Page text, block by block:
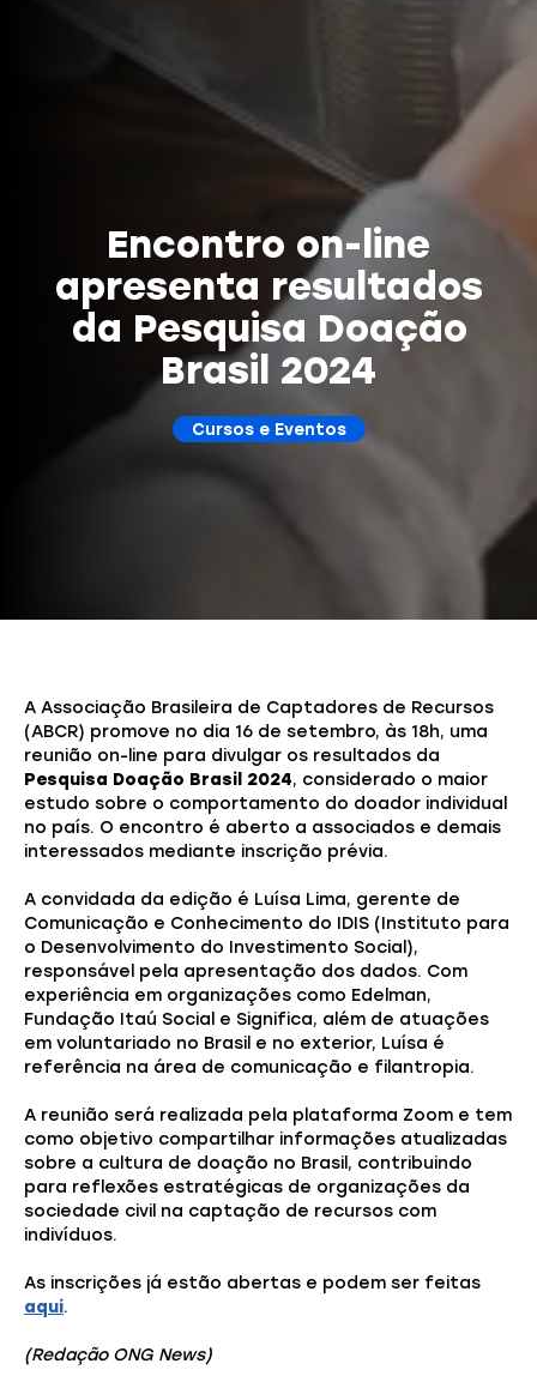
Encontro on-line
apresenta resultados
da Pesquisa Doação
Brasil 2024
Cursos e Eventos
A Associação Brasileira de Captadores de Recursos
(ABCR) promove no dia 16 de setembro, às 18h, uma
reunião on-line para divulgar os resultados da
Pesquisa Doação Brasil 2024, considerado o maior
estudo sobre o comportamento do doador individual
no país. O encontro é aberto a associados e demais
interessados mediante inscrição prévia.
A convidada da edição é Luísa Lima, gerente de
Comunicação e Conhecimento do IDIS (Instituto para
o Desenvolvimento do Investimento Social),
responsável pela apresentação dos dados. Com
experiência em organizações como Edelman,
Fundação Itaú Social e Significa, além de atuações
em voluntariado no Brasil e no exterior, Luísa é
referência na área de comunicação e filantropia.
A reunião será realizada pela plataforma Zoom e tem
como objetivo compartilhar informações atualizadas
sobre a cultura de doação no Brasil, contribuindo
para reflexões estratégicas de organizações da
sociedade civil na captação de recursos com
indivíduos.
As inscrições já estão abertas e podem ser feitas
aqui.
(Redação ONG News)